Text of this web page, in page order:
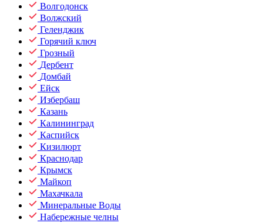
Волгодонск
Волжский
Геленджик
Горячий ключ
Грозный
Дербент
Домбай
Ейск
Избербаш
Казань
Калининград
Каспийск
Кизилюрт
Краснодар
Крымск
Майкоп
Махачкала
Минеральные Воды
Набережные челны